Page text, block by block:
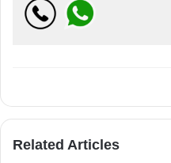
Related Articles